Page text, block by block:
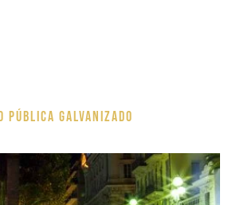
pública galvanizado